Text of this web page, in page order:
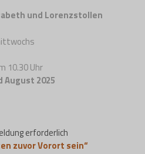
und Lorenzstollen
10.30 Uhr
August 2025
erforderlich
zuvor Vorort sein“